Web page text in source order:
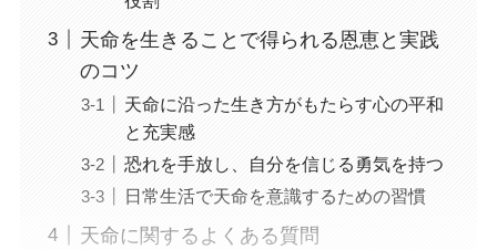
天命を生きることで得られる恩恵と実践
のコツ
天命に沿った生き方がもたらす心の平和
と充実感
恐れを手放し、自分を信じる勇気を持つ
日常生活で天命を意識するための習慣
天命に関するよくある質問